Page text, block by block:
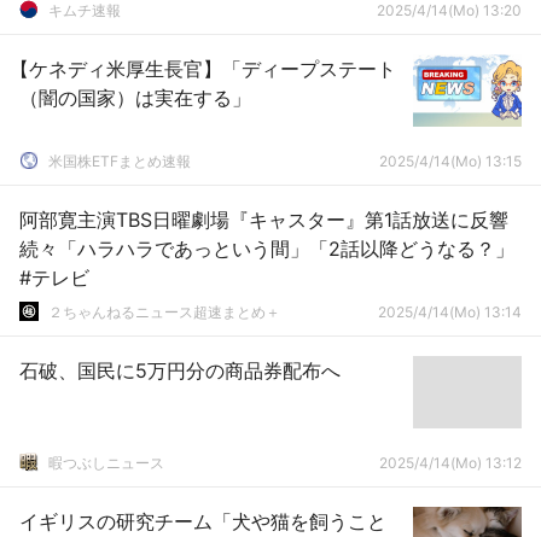
キムチ速報 2025/4/14(Mo) 13:20
【ケネディ米厚生長官】「ディープステート
（闇の国家）は実在する」
米国株ETFまとめ速報 2025/4/14(Mo) 13:15
阿部寛主演TBS日曜劇場『キャスター』第1話放送に反響
続々「ハラハラであっという間」「2話以降どうなる？」
#テレビ
２ちゃんねるニュース超速まとめ＋ 2025/4/14(Mo) 13:14
石破、国民に5万円分の商品券配布へ
暇つぶしニュース 2025/4/14(Mo) 13:12
イギリスの研究チーム「犬や猫を飼うこと